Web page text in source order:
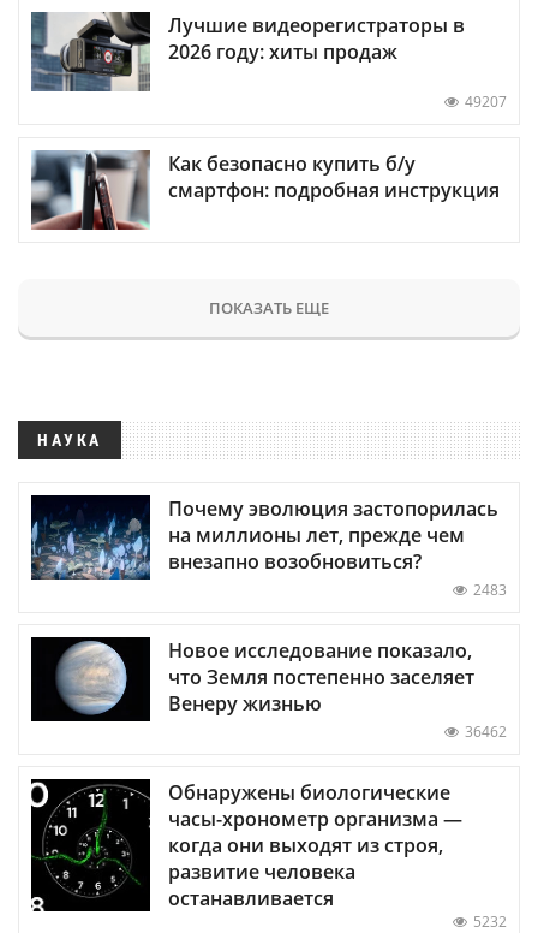
Лучшие видеорегистраторы в
2026 году: хиты продаж
49207
Как безопасно купить б/у
смартфон: подробная инструкция
ПОКАЗАТЬ ЕЩЕ
НАУКА
Почему эволюция застопорилась
на миллионы лет, прежде чем
внезапно возобновиться?
2483
Новое исследование показало,
что Земля постепенно заселяет
Венеру жизнью
36462
Обнаружены биологические
часы-хронометр организма —
когда они выходят из строя,
развитие человека
останавливается
5232